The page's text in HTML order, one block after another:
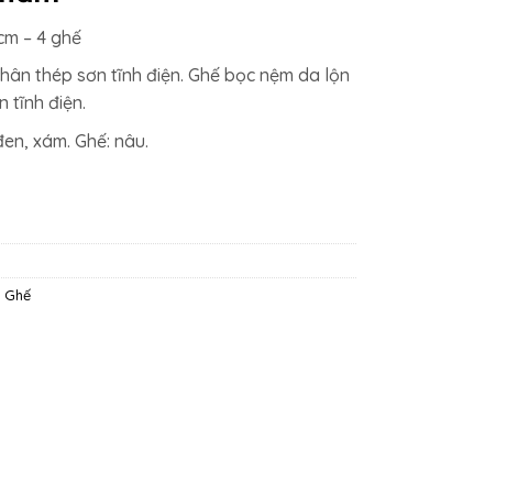
là:
16.214.000₫.
– 4 ghế
thép sơn tĩnh điện. Ghế bọc nệm da lộn
tĩnh điện.
xám. Ghế: nâu.